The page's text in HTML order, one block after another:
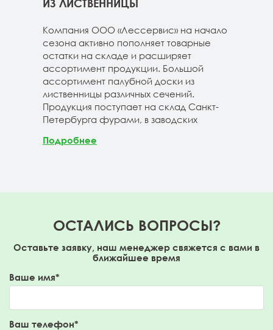
ИЗ ЛИСТВЕННИЦЫ
Компания ООО «Лессервис» на начало
сезона активно пополняет товарные
остатки на складе и расширяет
ассортимент продукции. Большой
ассортимент палубной доски из
лиственницы различных сечений.
Продукция поступает на склад Санкт-
Петербурга фурами, в заводских
Подробнее
ОСТАЛИСЬ ВОПРОСЫ?
Оставьте заявку, наш менеджер свяжется с вами в
ближайшее время
Ваше имя*
Ваш телефон*